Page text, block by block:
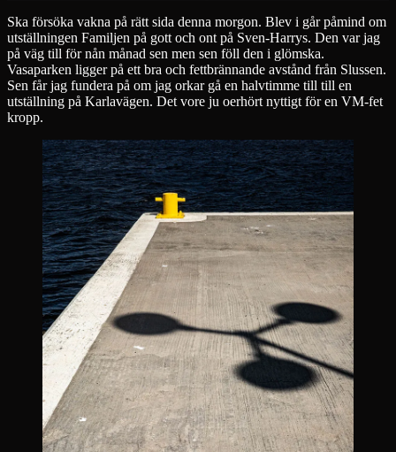
Ska försöka vakna på rätt sida denna morgon. Blev i går påmind om
utställningen Familjen på gott och ont på Sven-Harrys. Den var jag
på väg till för nån månad sen men sen föll den i glömska.
Vasaparken ligger på ett bra och fettbrännande avstånd från Slussen.
Sen får jag fundera på om jag orkar gå en halvtimme till till en
utställning på Karlavägen. Det vore ju oerhört nyttigt för en VM-fet
kropp.